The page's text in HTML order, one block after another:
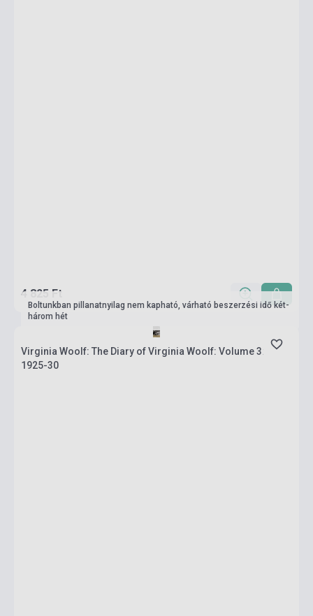
4 825 Ft
Boltunkban pillanatnyilag nem kapható, várható beszerzési idő két-
három hét
Virginia Woolf: The Diary of Virginia Woolf: Volume 3:
1925-30